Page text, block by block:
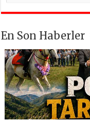
En Son Haberler